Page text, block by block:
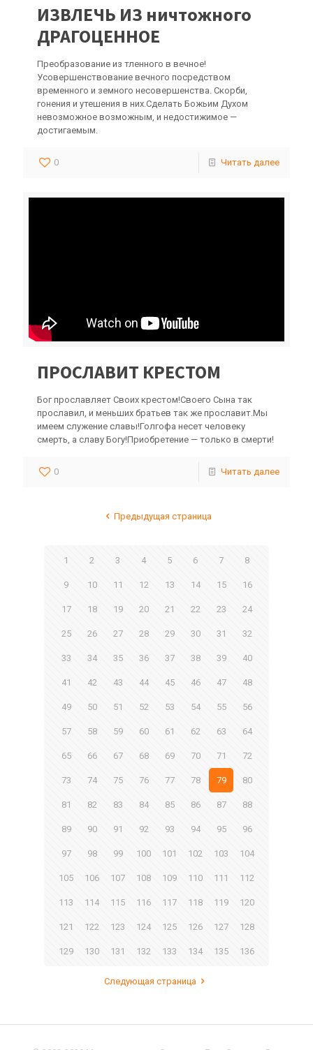
ИЗВЛЕЧЬ ИЗ ничтожного
ДРАГОЦЕННОЕ
Преобразование из тленного в вечное!
Усовершенствование вечного посредством
временного и земного несовершенства. Скорби,
гонения и утешения в них.Сделать Божьим Духом
невозможное возможным, и недостижимое —
достигаемым.
0 Читать далее
ПРОСЛАВИТ КРЕСТОМ
Бог прославляет Своих крестом!Своего Сына так
прославил, и меньших братьев так же прославит.Мы
имеем служение славы!Голгофа несет человеку
смерть, а славу Богу!Приобретение — только в смерти!
0 Читать далее
Предыдущая страница
1 2 3 4 5 6 7 8
9 10 11 12 13 14 15 16
17 18 19 20 21 22 23 24
25 26 27 28 29 30 31 32
33 34 35 36 37 38 39 40
41 42 43 44 45 46 47 48
49 50 51 52 53 54 55 56
57 58 59 60 61 62 63 64
65 66 67 68 69 70 71 72
73 74 75 76 77 78 79 80
81 82 83 84 85 86 87 88
89 90 91 92 93 94 95 96
97 98 99 100 101 102 103 104
105 106 107 108 109 110 111 112
113 114 115 116 117 118 119 120
121 122 123 124 125 126 127 128
129 130 131 132 133 134 135 136
Следующая страница